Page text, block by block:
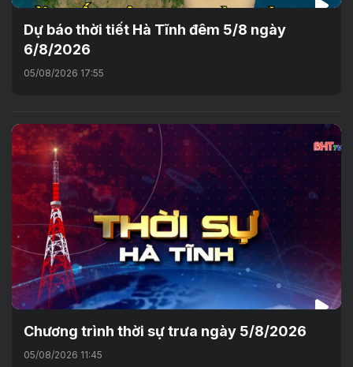
Dự báo thời tiết Hà Tĩnh đêm 5/8 ngày
6/8/2026
05/08/2026 17:55
Chương trình thời sự trưa ngày 5/8/2026
05/08/2026 11:45